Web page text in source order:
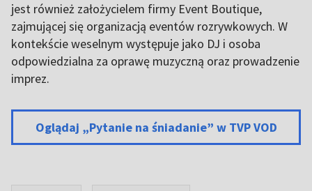
jest również założycielem firmy Event Boutique,
zajmującej się organizacją eventów rozrywkowych. W
kontekście weselnym występuje jako DJ i osoba
odpowiedzialna za oprawę muzyczną oraz prowadzenie
imprez.
Oglądaj „Pytanie na śniadanie” w TVP VOD